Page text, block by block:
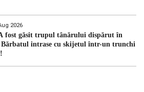
2026
fost găsit trupul tânărului dispărut în
intrase cu skijetul într-un trunchi